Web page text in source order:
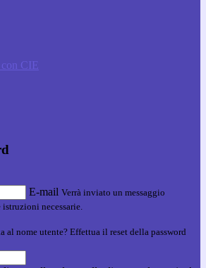
CIE
E-mail Verrà inviato un messaggio
necessarie.
al nome utente? Effettua il reset della password